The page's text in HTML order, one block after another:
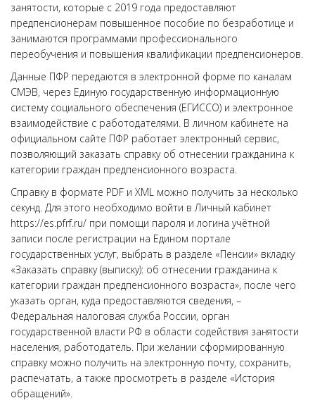
занятости, которые с 2019 года предоставляют
предпенсионерам повышенное пособие по безработице и
занимаются программами профессионального
переобучения и повышения квалификации предпенсионеров.
Данные ПФР передаются в электронной форме по каналам
СМЭВ, через Единую государственную информационную
систему социального обеспечения (ЕГИССО) и электронное
взаимодействие с работодателями. В личном кабинете на
официальном сайте ПФР работает электронный сервис,
позволяющий заказать справку об отнесении гражданина к
категории граждан предпенсионного возраста.
Справку в формате PDF и XML можно получить за несколько
секунд. Для этого необходимо войти в Личный кабинет
https://es.pfrf.ru/ при помощи пароля и логина учётной
записи после регистрации на Едином портале
государственных услуг, выбрать в разделе «Пенсии» вкладку
«Заказать справку (выписку): об отнесении гражданина к
категории граждан предпенсионного возраста», после чего
указать орган, куда предоставляются сведения, –
Федеральная налоговая служба России, орган
государственной власти РФ в области содействия занятости
населения, работодатель. При желании сформированную
справку можно получить на электронную почту, сохранить,
распечатать, а также просмотреть в разделе «История
обращений».